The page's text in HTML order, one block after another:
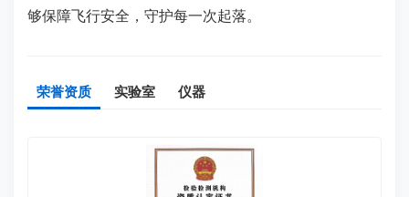
够保障飞行安全，守护每一次起落。
荣誉资质 实验室 仪器